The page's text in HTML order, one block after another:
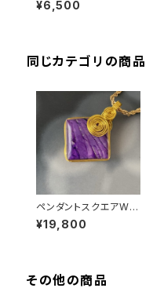
¥6,500
同じカテゴリの商品
ペンダントスクエアW-
エナジーアクセサリーP
P
¥19,800
その他の商品